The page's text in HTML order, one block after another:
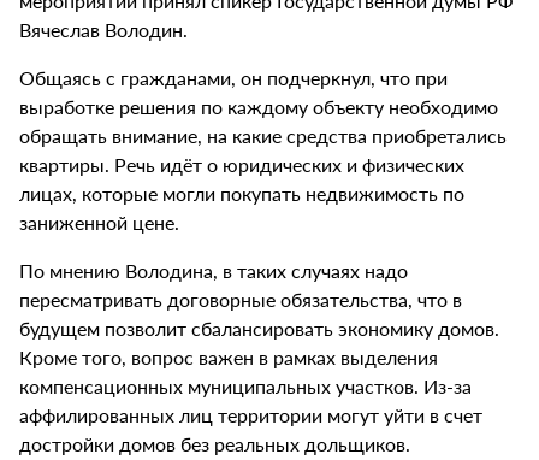
Вячеслав Володин.
Общаясь с гражданами, он подчеркнул, что при
выработке решения по каждому объекту необходимо
обращать внимание, на какие средства приобретались
квартиры. Речь идёт о юридических и физических
лицах, которые могли покупать недвижимость по
заниженной цене.
По мнению Володина, в таких случаях надо
пересматривать договорные обязательства, что в
будущем позволит сбалансировать экономику домов.
Кроме того, вопрос важен в рамках выделения
компенсационных муниципальных участков. Из-за
аффилированных лиц территории могут уйти в счет
достройки домов без реальных дольщиков.